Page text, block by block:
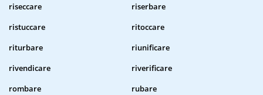
riseccare
riserbare
ristuccare
ritoccare
riturbare
riunificare
rivendicare
riverificare
rombare
rubare